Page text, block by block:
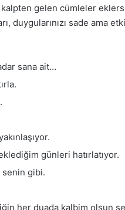
gelen cümleler
duygularınızı sade ama
sana ait…
günleri hatırlatıyor.
senin gibi.
her duada kalbim olsun